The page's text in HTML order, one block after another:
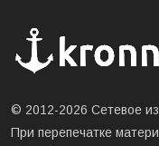
© 2012-2026 Сетевое
При перепечатке